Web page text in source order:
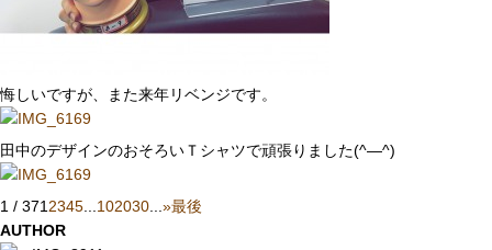
悔しいですが、また来年リベンジです。
田中のデザインのおそろいＴシャツで頑張りました(^―^)
1 / 371 2345 102030 »最後
AUTHOR